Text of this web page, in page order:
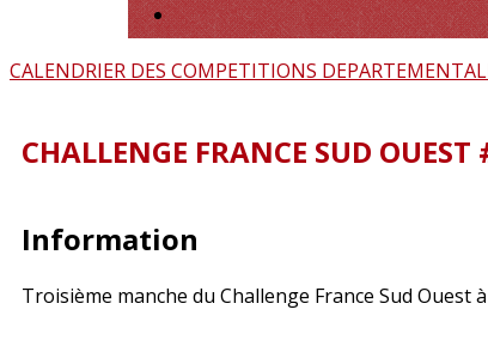
CALENDRIER DES COMPETITIONS
CHALLENGE FRANCE SUD
Information
Troisième manche du Challenge France Sud Ouest